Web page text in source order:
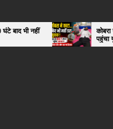
कोबरा ने काटा तो उसी
पहुंचा युवक, अस्पताल में
हैरान